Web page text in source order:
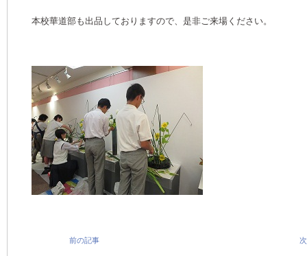
本校華道部も出品しておりますので、是非ご来場ください。
前の記事